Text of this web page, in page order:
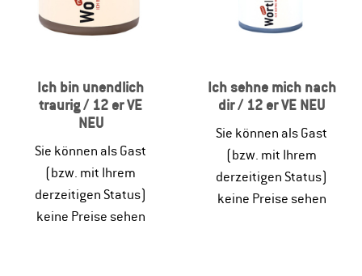
Ich bin unendlich
traurig / 12 er VE
NEU
Sie können als Gast
(bzw. mit Ihrem
derzeitigen Status)
keine Preise sehen
Ich sehne mich nach
dir / 12 er VE NEU
Sie können als Gast
(bzw. mit Ihrem
derzeitigen Status)
keine Preise sehen